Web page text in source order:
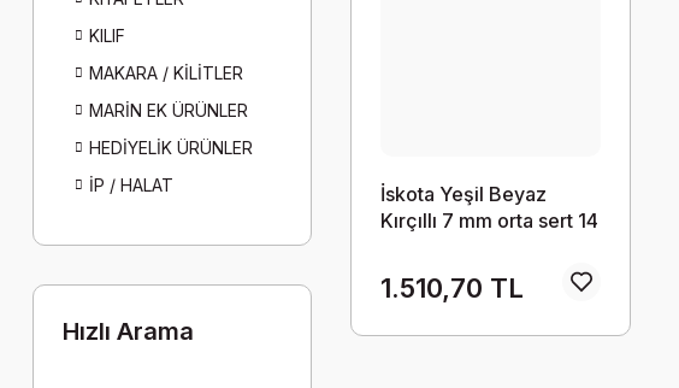
KILIF
MAKARA / KİLİTLER
MARİN EK ÜRÜNLER
HEDİYELİK ÜRÜNLER
İP / HALAT
Hızlı Arama
İskota Yeşil Beyaz
Kırçıllı 7 mm orta sert 14
1.510,70 TL